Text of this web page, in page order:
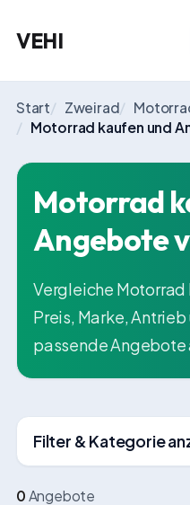
VEHI
Start/ Zweirad/
/ Motorrad kaufen und
Motorrad
Angebote
Vergleiche
Preis, Marke,
passende Angebote
Filter & Kategorie
0 Angebote